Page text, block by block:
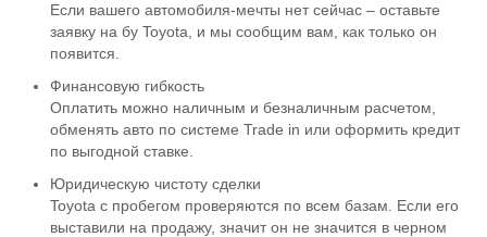
Если вашего автомобиля-мечты нет сейчас – оставьте
заявку на бу Toyota, и мы сообщим вам, как только он
появится.
Финансовую гибкость
Оплатить можно наличным и безналичным расчетом,
обменять авто по системе Trade in или оформить кредит
по выгодной ставке.
Юридическую чистоту сделки
Toyota с пробегом проверяются по всем базам. Если его
выставили на продажу, значит он не значится в черном